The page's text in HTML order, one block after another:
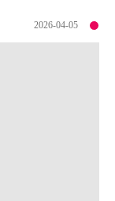
2026-04-05